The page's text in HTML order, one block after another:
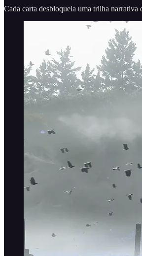
Cada carta desbloqueia uma trilha narrativa